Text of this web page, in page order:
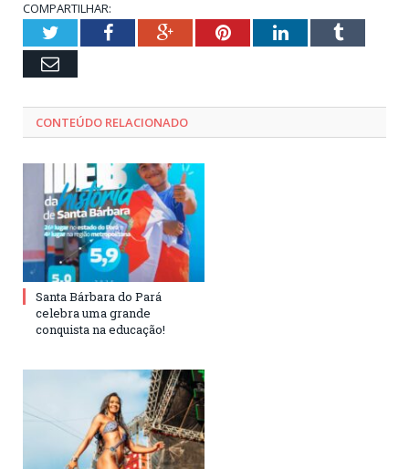
COMPARTILHAR:
TwitterFacebookGoogle+PinterestLinkedInTumblr
Email
CONTEÚDO RELACIONADO
Santa Bárbara do Pará
celebra uma grande
conquista na educação!